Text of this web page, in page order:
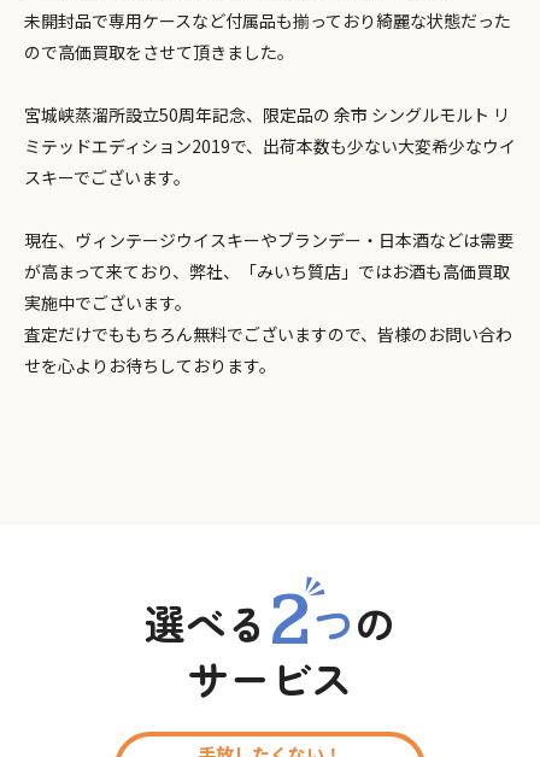
未開封品で専用ケースなど付属品も揃っており綺麗な状態だった
ので高価買取をさせて頂きました。
宮城峡蒸溜所設立50周年記念、限定品の 余市 シングルモルト リ
ミテッドエディション2019で、出荷本数も少ない大変希少なウイ
スキーでございます。
現在、ヴィンテージウイスキーやブランデー・日本酒などは需要
が高まって来ており、弊社、「みいち質店」ではお酒も高価買取
実施中でございます。
査定だけでももちろん無料でございますので、皆様のお問い合わ
せを心よりお待ちしております。
選べる 2つの
サービス